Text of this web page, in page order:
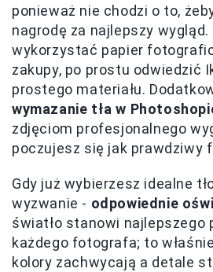
ponieważ nie chodzi o to,
nagrodę za najlepszy wygląd.
wykorzystać papier
zakupy, po prostu odwiedzić
prostego materiału.
wymazanie tła w
zdjęciom profesjonalnego
poczujesz się jak prawdziwy
Gdy już wybierzesz idealne
wyzwanie - odpowiednie
światło stanowi najlepszego
każdego fotografa; to
kolory zachwycają a detale